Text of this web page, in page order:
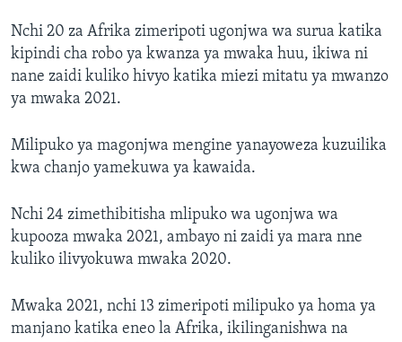
Nchi 20 za Afrika zimeripoti ugonjwa wa surua katika
kipindi cha robo ya kwanza ya mwaka huu, ikiwa ni
nane zaidi kuliko hivyo katika miezi mitatu ya mwanzo
ya mwaka 2021.
Milipuko ya magonjwa mengine yanayoweza kuzuilika
kwa chanjo yamekuwa ya kawaida.
Nchi 24 zimethibitisha mlipuko wa ugonjwa wa
kupooza mwaka 2021, ambayo ni zaidi ya mara nne
kuliko ilivyokuwa mwaka 2020.
Mwaka 2021, nchi 13 zimeripoti milipuko ya homa ya
manjano katika eneo la Afrika, ikilinganishwa na